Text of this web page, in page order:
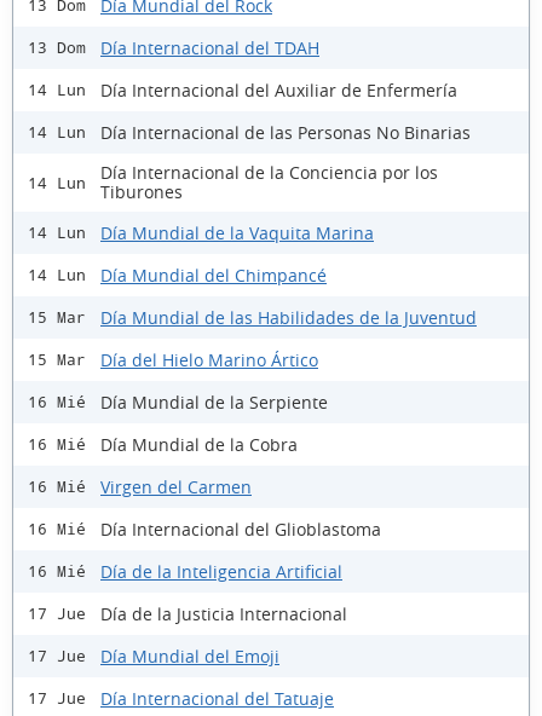
13 Dom Día Mundial del Rock
13 Dom Día Internacional del TDAH
14 Lun Día Internacional del Auxiliar de Enfermería
14 Lun Día Internacional de las Personas No Binarias
14 Lun
Día Internacional de la Conciencia por los
Tiburones
14 Lun Día Mundial de la Vaquita Marina
14 Lun Día Mundial del Chimpancé
15 Mar Día Mundial de las Habilidades de la Juventud
15 Mar Día del Hielo Marino Ártico
16 Mié Día Mundial de la Serpiente
16 Mié Día Mundial de la Cobra
16 Mié Virgen del Carmen
16 Mié Día Internacional del Glioblastoma
16 Mié Día de la Inteligencia Artificial
17 Jue Día de la Justicia Internacional
17 Jue Día Mundial del Emoji
17 Jue Día Internacional del Tatuaje